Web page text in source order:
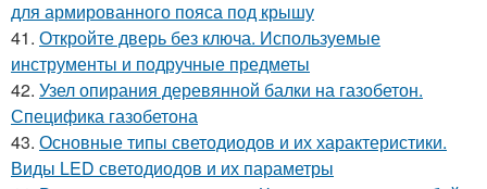
для армированного пояса под крышу
41. Откройте дверь без ключа. Используемые
инструменты и подручные предметы
42. Узел опирания деревянной балки на газобетон.
Специфика газобетона
43. Основные типы светодиодов и их характеристики.
Виды LED светодиодов и их параметры